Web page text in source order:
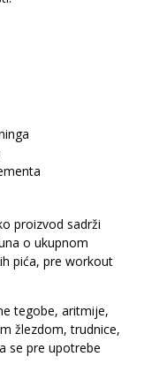
proizvod sadrži
o ukupnom
pića, pre workout
tegobe, aritmije,
žlezdom, trudnice,
se pre upotrebe